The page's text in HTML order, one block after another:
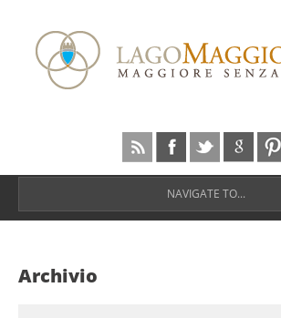
NAVIGATE TO...
Archivio